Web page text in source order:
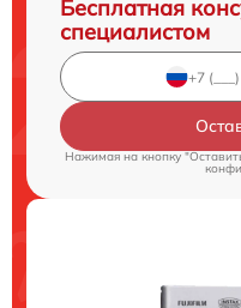
Бесплатная
специалистом
Нажимая на кнопку